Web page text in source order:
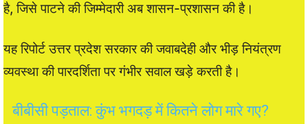
है, जिसे पाटने की जिम्मेदारी अब शासन-प्रशासन की है।
यह रिपोर्ट उत्तर प्रदेश सरकार की जवाबदेही और भीड़ नियंत्रण
व्यवस्था की पारदर्शिता पर गंभीर सवाल खड़े करती है।
बीबीसी पड़ताल: कुंभ भगदड़ में कितने लोग मारे गए?